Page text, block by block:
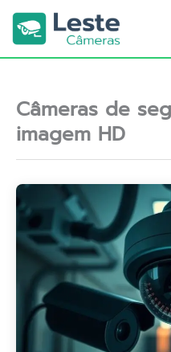
para
conteúdo
Câmeras de
imagem HD